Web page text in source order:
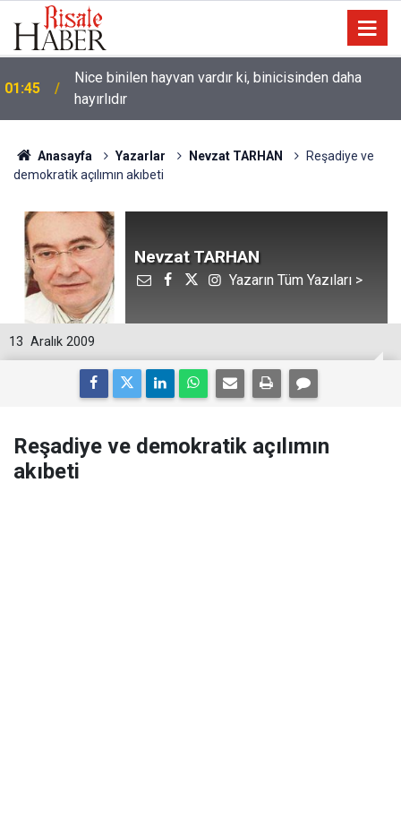
01:45
Nice binilen hayvan vardır ki, binicisinden daha
hayırlıdır
Anasayfa Yazarlar Nevzat TARHAN
Reşadiye ve
demokratik açılımın akıbeti
Nevzat TARHAN
Yazarın Tüm Yazıları >
13 Aralık 2009
Reşadiye ve demokratik açılımın
akıbeti